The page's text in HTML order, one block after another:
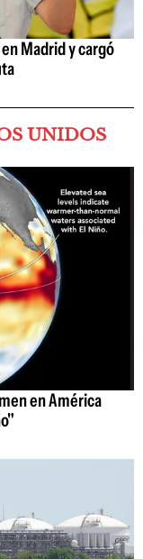
Madrid y cargó
UNIDOS
en América